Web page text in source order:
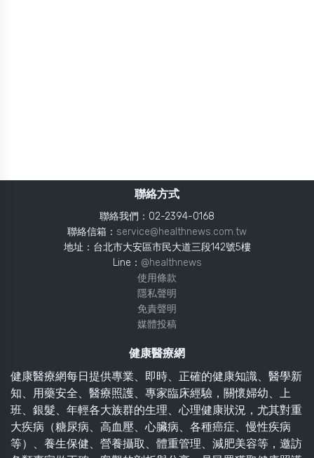
聯絡方式
聯絡我們：02-2394-0168
聯絡信箱： service@healthnews.com.tw
地址：台北市大安區市民大道三段142號5樓
Line： @healthnews
使用條款
隱私聲明
免責聲明
媒體投稿
健康醫療網
健康醫療網每日提供專業、即時、正確的健康知識、醫學新
知、用藥安全、醫療照護、專家臨床經驗，關懷婦幼、上
班、銀髮、年輕各大族群的生理、心理健康狀況，尤其對重
大疾病（糖尿病、高血壓、心臟病、各種癌症、慢性疾病
等）、養生保健、營養攝取、體重管理、減肥美容等，邀訪